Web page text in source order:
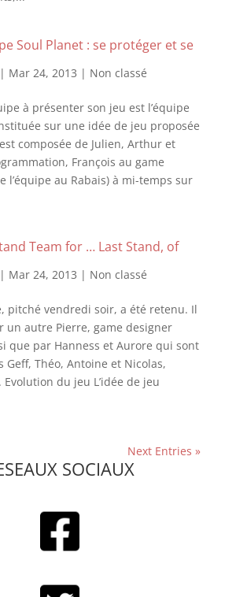
Soul Planet : se protéger et se
| Mar 24, 2013 | Non classé
à présenter son jeu est l’équipe
sur une idée de jeu proposée
composée de Julien, Arthur et
François au game
l’équipe au Rabais) à mi-temps sur
Team for … Last Stand, of
| Mar 24, 2013 | Non classé
pitché vendredi soir, a été retenu. Il
un autre Pierre, game designer
que par Hanness et Aurore qui sont
Geff, Théo, Antoine et Nicolas,
du jeu L’idée de jeu
Next Entries »
SOCIAUX